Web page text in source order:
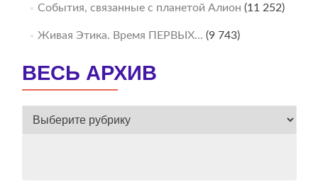
События, связанные с планетой Алион (11 252)
Живая Этика. Время ПЕРВЫХ… (9 743)
ВЕСЬ АРХИВ
ВЕСЬ